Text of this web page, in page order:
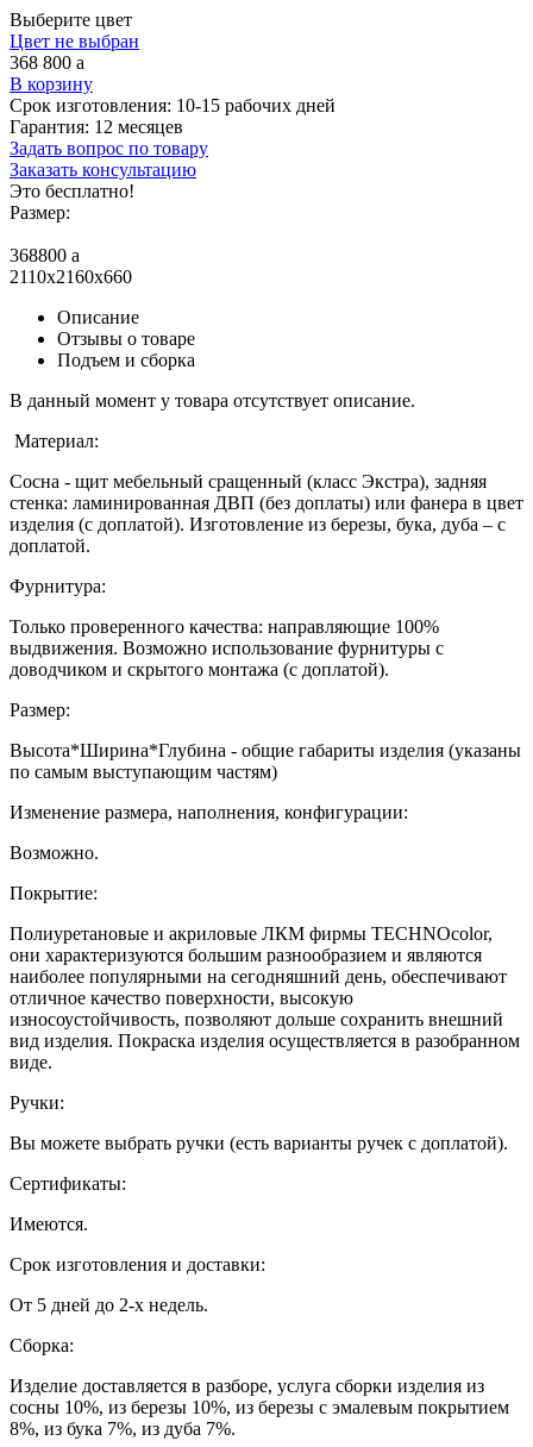
Выберите цвет
Цвет не выбран
368 800 a
В корзину
Срок изготовления: 10-15 рабочих дней
Гарантия: 12 месяцев
Задать вопрос по товару
Заказать консультацию
Это бесплатно!
Размер:
368800 a
2110x2160x660
Описание
Отзывы о товаре
Подъем и сборка
В данный момент у товара отсутствует описание.
Материал:
Сосна - щит мебельный сращенный (класс Экстра), задняя
стенка: ламинированная ДВП (без доплаты) или фанера в цвет
изделия (с доплатой). Изготовление из березы, бука, дуба – с
доплатой.
Фурнитура:
Только проверенного качества: направляющие 100%
выдвижения. Возможно использование фурнитуры с
доводчиком и скрытого монтажа (с доплатой).
Размер:
Высота*Ширина*Глубина - общие габариты изделия (указаны
по самым выступающим частям)
Изменение размера, наполнения, конфигурации:
Возможно.
Покрытие:
Полиуретановые и акриловые ЛКМ фирмы TECHNOcolor,
они характеризуются большим разнообразием и являются
наиболее популярными на сегодняшний день, обеспечивают
отличное качество поверхности, высокую
износоустойчивость, позволяют дольше сохранить внешний
вид изделия. Покраска изделия осуществляется в разобранном
виде.
Ручки:
Вы можете выбрать ручки (есть варианты ручек с доплатой).
Сертификаты:
Имеются.
Срок изготовления и доставки:
От 5 дней до 2-х недель.
Сборка:
Изделие доставляется в разборе, услуга сборки изделия из
сосны 10%, из березы 10%, из березы с эмалевым покрытием
8%, из бука 7%, из дуба 7%.